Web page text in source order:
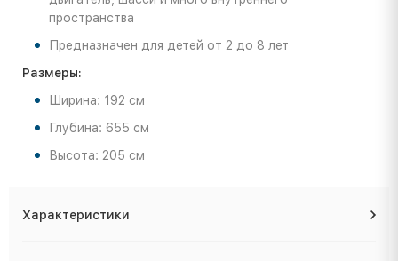
пространства
Предназначен для детей от 2 до 8 лет
Размеры:
Ширина: 192 см
Глубина: 655 см
Высота: 205 см
Характеристики